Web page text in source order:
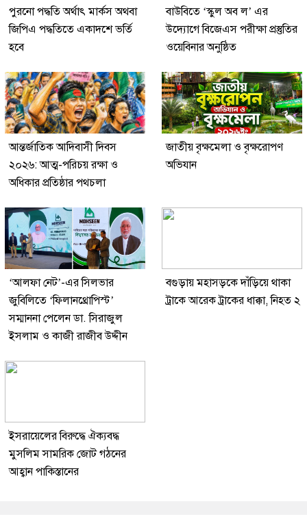
পুরনো পদ্ধতি অর্থাৎ মার্কস অথবা
জিপিএ পদ্ধতিতে একাদশে ভর্তি
হবে
বাউবিতে ‘স্কুল অব ল’ এর
উদ্যােগে বিজেএস পরীক্ষা প্রস্তুতির
ওয়েবিনার অনুষ্ঠিত
আন্তর্জাতিক আদিবাসী দিবস
২০২৬: আত্ম-পরিচয় রক্ষা ও
অধিকার প্রতিষ্ঠার পথচলা
জাতীয় বৃক্ষমেলা ও বৃক্ষরোপণ
অভিযান
‘আলফা নেট’-এর সিলভার
জুবিলিতে ‘ফিলানথ্রোপিস্ট’
সম্মাননা পেলেন ডা. সিরাজুল
ইসলাম ও কাজী রাজীব উদ্দীন
বগুড়ায় মহাসড়কে দাঁড়িয়ে থাকা
ট্রাকে আরেক ট্রাকের ধাক্কা, নিহত ২
ইসরায়েলের বিরুদ্ধে ঐক্যবদ্ধ
মুসলিম সামরিক জোট গঠনের
আহ্বান পাকিস্তানের